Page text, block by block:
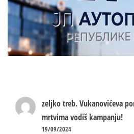
zeljko treb.Vukanovićeva
mrtvima vodiš kampanju!
19/09/2024